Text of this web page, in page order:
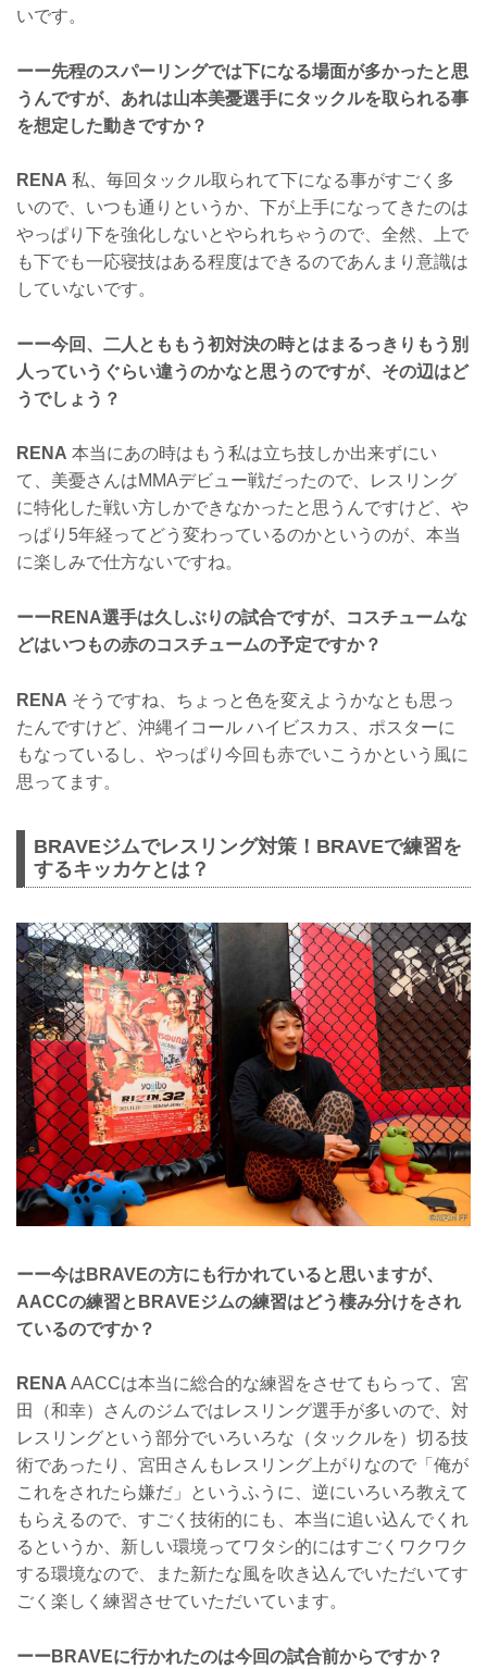
いです。
ーー先程のスパーリングでは下になる場面が多かったと思
うんですが、あれは山本美憂選手にタックルを取られる事
を想定した動きですか？
RENA 私、毎回タックル取られて下になる事がすごく多
いので、いつも通りというか、下が上手になってきたのは
やっぱり下を強化しないとやられちゃうので、全然、上で
も下でも一応寝技はある程度はできるのであんまり意識は
していないです。
ーー今回、二人とももう初対決の時とはまるっきりもう別
人っていうぐらい違うのかなと思うのですが、その辺はど
うでしょう？
RENA 本当にあの時はもう私は立ち技しか出来ずにい
て、美憂さんはMMAデビュー戦だったので、レスリング
に特化した戦い方しかできなかったと思うんですけど、や
っぱり5年経ってどう変わっているのかというのが、本当
に楽しみで仕方ないですね。
ーーRENA選手は久しぶりの試合ですが、コスチュームな
どはいつもの赤のコスチュームの予定ですか？
RENA そうですね、ちょっと色を変えようかなとも思っ
たんですけど、沖縄イコール ハイビスカス、ポスターに
もなっているし、やっぱり今回も赤でいこうかという風に
思ってます。
BRAVEジムでレスリング対策！BRAVEで練習を
するキッカケとは？
ーー今はBRAVEの方にも行かれていると思いますが、
AACCの練習とBRAVEジムの練習はどう棲み分けをされ
ているのですか？
RENA AACCは本当に総合的な練習をさせてもらって、宮
田（和幸）さんのジムではレスリング選手が多いので、対
レスリングという部分でいろいろな（タックルを）切る技
術であったり、宮田さんもレスリング上がりなので「俺が
これをされたら嫌だ」というふうに、逆にいろいろ教えて
もらえるので、すごく技術的にも、本当に追い込んでくれ
るというか、新しい環境ってワタシ的にはすごくワクワク
する環境なので、また新たな風を吹き込んでいただいてす
ごく楽しく練習させていただいています。
ーーBRAVEに行かれたのは今回の試合前からですか？